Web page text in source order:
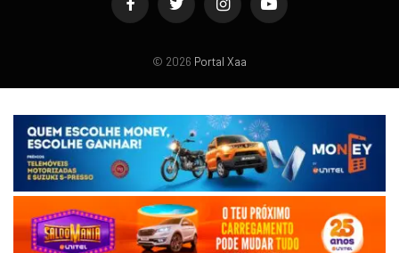
FacebookTwitter InstagramYouTube
© 2026 Portal Xaa